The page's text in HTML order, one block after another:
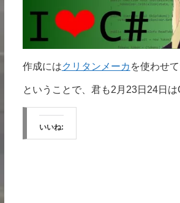
作成にはクリタンメーカ を使わせ
ということで、君も2月23日24日
いいね: